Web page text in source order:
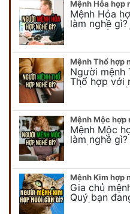
Mệnh Hỏa
làm nghề
mệnh Hỏa
Người mệnh
Thổ hợp với
để chọn
Mệnh Mộc
làm nghề
nghề gì
Gia chủ
Quý bạn
muốn chọn